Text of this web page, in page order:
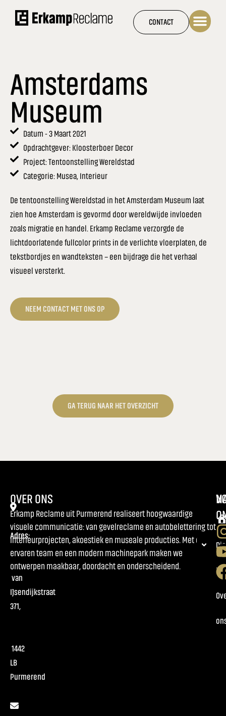
CONTACT
Amsterdams
Museum
Datum - 3 Maart 2021
Opdrachtgever: Kloosterboer Decor
Project: Tentoonstelling Wereldstad
Categorie: Musea, Interieur
De tentoonstelling Wereldstad in het Amsterdam Museum laat
zien hoe Amsterdam is gevormd door wereldwijde invloeden
zoals migratie en handel. Erkamp Reclame verzorgde de
lichtdoorlatende fullcolor prints in de verlichte vloerplaten, de
tekstbordjes en wandteksten – een bijdrage die het verhaal
visueel versterkt.
NEEM CONTACT MET ONS OP
GA TERUG NAAR HET OVERZICHT
Adres:
van
IJsendijkstraat
371,
1442
LB
Purmerend
OVER ONS
Erkamp Reclame uit Purmerend realiseert hoogwaardige
visuele communicatie: van gevelreclame en autobelettering tot
interieurprojecten, akoestiek en museale producties. Met een
ervaren team en een modern machinepark maken we
ontwerpen maakbaar, doordacht en onderscheidend.